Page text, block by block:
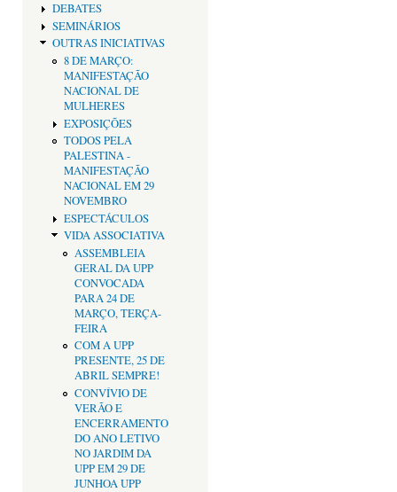
DEBATES
SEMINÁRIOS
OUTRAS INICIATIVAS
8 DE MARÇO:
MANIFESTAÇÃO
NACIONAL DE
MULHERES
EXPOSIÇÕES
TODOS PELA
PALESTINA -
MANIFESTAÇÃO
NACIONAL EM 29
NOVEMBRO
ESPECTÁCULOS
VIDA ASSOCIATIVA
ASSEMBLEIA
GERAL DA UPP
CONVOCADA
PARA 24 DE
MARÇO, TERÇA-
FEIRA
COM A UPP
PRESENTE, 25 DE
ABRIL SEMPRE!
CONVÍVIO DE
VERÃO E
ENCERRAMENTO
DO ANO LETIVO
NO JARDIM DA
UPP EM 29 DE
JUNHOA UPP